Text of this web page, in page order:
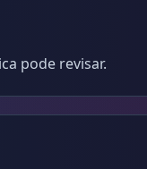
pode revisar.